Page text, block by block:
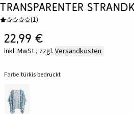
Transparenter
(1)
22,99 €
inkl. MwSt., zzgl. Versandkosten
Farbe:türkis bedruckt